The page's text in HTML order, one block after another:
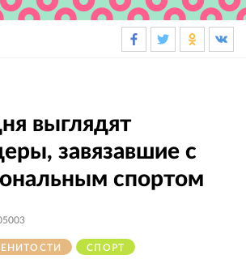
выглядят
завязавшие с
спортом
СПОРТ